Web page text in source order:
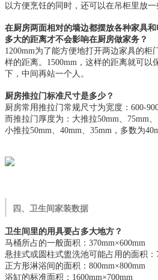
以方便烹饪的同时，还可以在吊柜里放一
在厨房两面相对的墙边都摆放各种家具
多大的距离才不会影响在厨房做家务？
1200mm为了能方便地打开两边家具的柜
样的距离。1500mm，这样的距离就可以
下，中间再站一个人。
厨房推拉门标准尺寸是多少？
厨房常用推拉门常规尺寸为宽度：600-
而推拉门厚度为：大推拉50mm、75mm
小推拉50mm、40mm、35mm，多数为
四、卫生间家装数据
卫生间里的用具要占多大地方？
马桶所占的一般面积：370mm×600mm
悬挂式或圆柱式盥洗池可能占用的面积：
正方形淋浴间的面积：800mm×800mm
浴缸的标准面积：1600mm×700mm